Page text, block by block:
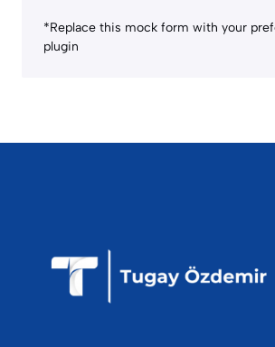
*Replace this mock form with your
plugin